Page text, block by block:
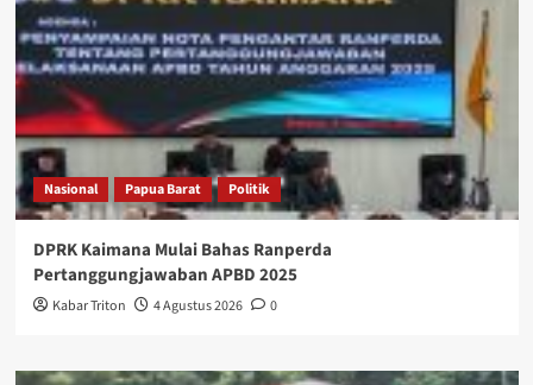
Nasional Papua Barat Politik
DPRK Kaimana Mulai Bahas Ranperda
Pertanggungjawaban APBD 2025
Kabar Triton 4 Agustus 2026 0